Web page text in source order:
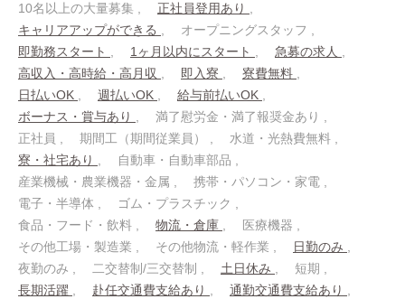
10名以上の大量募集
正社員登用あり
キャリアアップができる
オープニングスタッフ
即勤務スタート
1ヶ月以内にスタート
急募の求人
高収入・高時給・高月収
即入寮
寮費無料
日払いOK
週払いOK
給与前払いOK
ボーナス・賞与あり
満了慰労金・満了報奨金あり
正社員
期間工（期間従業員）
水道・光熱費無料
寮・社宅あり
自動車・自動車部品
産業機械・農業機器・金属
携帯・パソコン・家電
電子・半導体
ゴム・プラスチック
食品・フード・飲料
物流・倉庫
医療機器
その他工場・製造業
その他物流・軽作業
日勤のみ
夜勤のみ
二交替制/三交替制 土日休み
短期
長期活躍
赴任交通費支給あり
通勤交通費支給あり